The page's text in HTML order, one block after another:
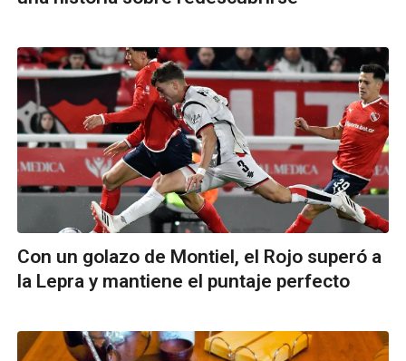
Con un golazo de Montiel, el Rojo superó a
la Lepra y mantiene el puntaje perfecto